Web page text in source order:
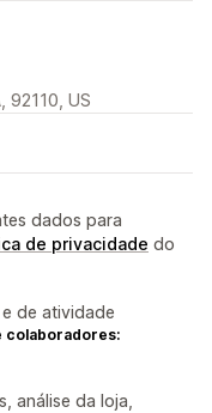
92110, US
dados para
de privacidade do
de atividade
colaboradores:
análise da loja,